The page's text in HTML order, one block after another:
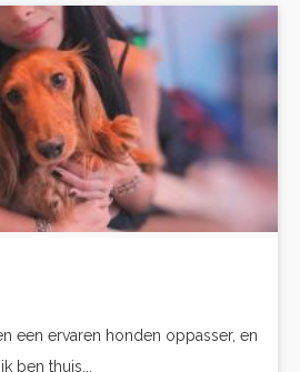
een ervaren honden oppasser, en
ben thuis...